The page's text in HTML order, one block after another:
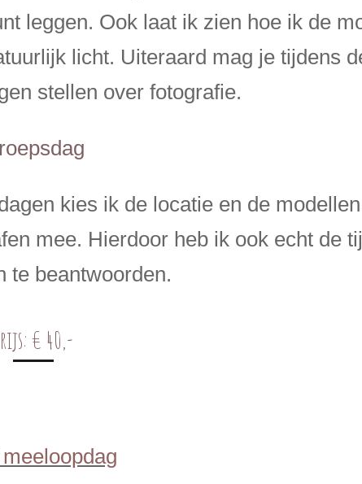
leggen. Ook laat ik zien hoe ik de
licht. Uiteraard mag je tijdens
stellen over fotografie.
kies ik de locatie en de
mee. Hierdoor heb ik ook echt de
te beantwoorden.
€ 40,-